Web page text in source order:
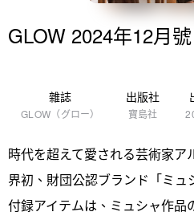
GLOW 2024年12月號
雜誌
GLOW（グロー）
出版社
寶島社
時代を超えて愛される芸術家
界初、財団公認ブランド「ミュ
付録アイテムは、ミュシャ作品